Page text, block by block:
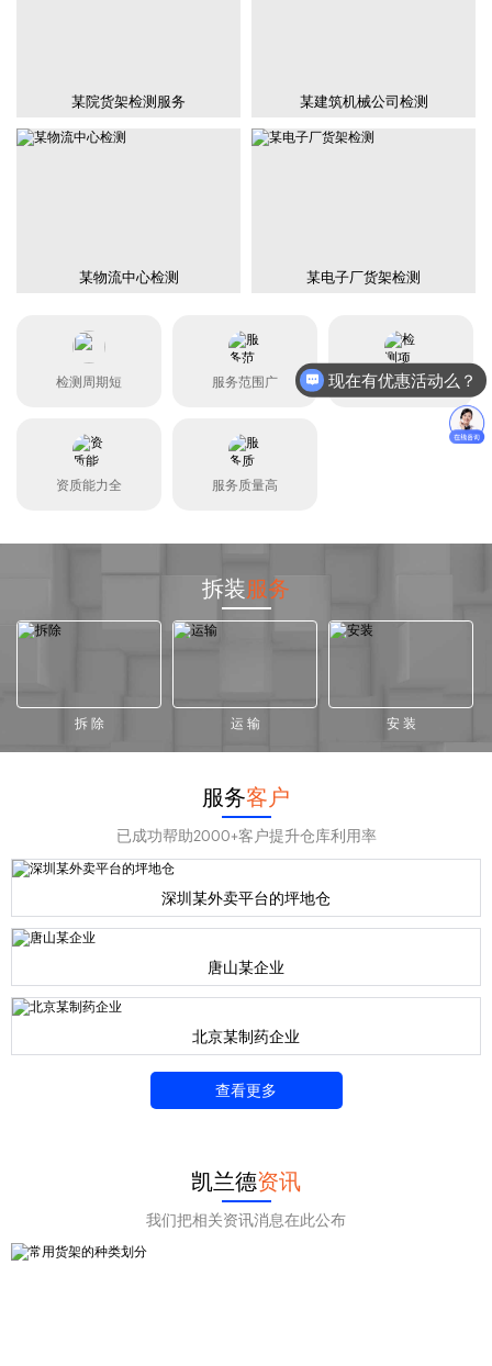
某院货架检测服务 某建筑机械公司检测
某物流中心检测 某电子厂货架检测
检测周期短 服务范围广 检测项目全
资质能力全 服务质量高
拆装服务
拆 除 运 输 安 装
服务客户
已成功帮助2000+客户提升仓库利用率
深圳某外卖平台的坪地仓
唐山某企业
北京某制药企业
查看更多
凯兰德资讯
我们把相关资讯消息在此公布
现在有优惠活动么？